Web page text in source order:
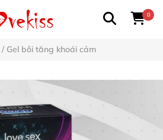
0
/ Gel bôi tăng khoái cảm